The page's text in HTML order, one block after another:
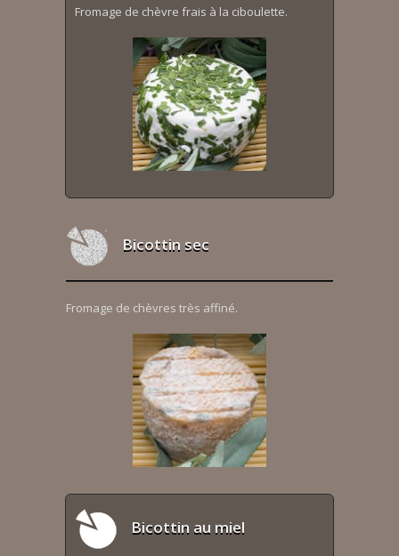
Fromage de chèvre frais à la ciboulette.
Bicottin sec
Fromage de chèvres très affiné.
Bicottin au miel